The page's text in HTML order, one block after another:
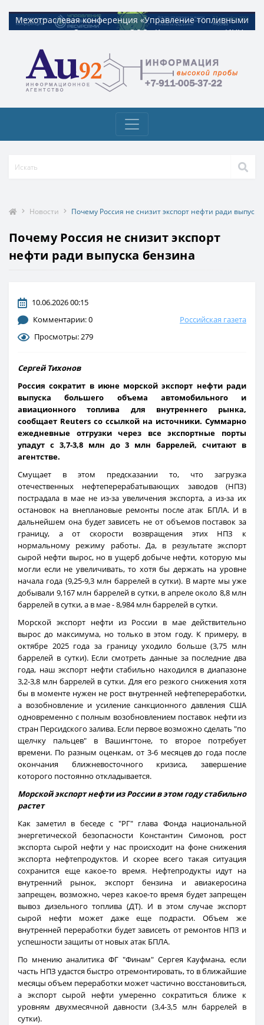
Межотраслевая конференция «Управление топливными
ресурсами». Организатор ООО «Квадрат ресурс» ИНН
Межотраслевая конференция «Управление топливными
ресурсами». Организатор ООО «Квадрат ресурс» ИНН
Новости Почему Россия не снизит экспорт нефти ради
Почему Россия не снизит экспорт
нефти ради выпуска бензина
10.06.2026 00:15
Комментарии: 0
Просмотры: 279
Российская газета
Сергей Тихонов
Россия сократит в июне морской экспорт нефти ради
выпуска большего объема автомобильного и
авиационного топлива для внутреннего рынка,
сообщает Reuters со ссылкой на источники. Суммарно
ежедневные отгрузки через все экспортные порты
упадут с 3,7-3,8 млн до 3 млн баррелей, считают в
агентстве.
Смущает в этом предсказании то, что загрузка
отечественных нефтеперерабатывающих заводов (НПЗ)
пострадала в мае не из-за увеличения экспорта, а из-за их
остановок на внеплановые ремонты после атак БПЛА. И в
дальнейшем она будет зависеть не от объемов поставок за
границу, а от скорости возвращения этих НПЗ к
нормальному режиму работы. Да, в результате экспорт
сырой нефти вырос, но в ущерб добыче нефти, которую мы
могли если не увеличивать, то хотя бы держать на уровне
начала года (9,25-9,3 млн баррелей в сутки). В марте мы уже
добывали 9,167 млн баррелей в сутки, в апреле около 8,8 млн
баррелей в сутки, а в мае - 8,984 млн баррелей в сутки.
Морской экспорт нефти из России в мае действительно
вырос до максимума, но только в этом году. К примеру, в
октябре 2025 года за границу уходило больше (3,75 млн
баррелей в сутки). Если смотреть данные за последние два
года, наш экспорт нефти стабильно находился в диапазоне
3,2-3,8 млн баррелей в сутки. Для его резкого снижения хотя
бы в моменте нужен не рост внутренней нефтепереработки,
а возобновление и усиление санкционного давления США
одновременно с полным возобновлением поставок нефти из
стран Персидского залива. Если первое возможно сделать "по
щелчку пальцев" в Вашингтоне, то второе потребует
времени. По разным оценкам, от 3-6 месяцев до года после
окончания ближневосточного кризиса, завершение
которого постоянно откладывается.
Морской экспорт нефти из России в этом году стабильно
растет
Как заметил в беседе с "РГ" глава Фонда национальной
энергетической безопасности Константин Симонов, рост
экспорта сырой нефти у нас происходит на фоне снижения
экспорта нефтепродуктов. И скорее всего такая ситуация
сохранится еще какое-то время. Нефтепродукты идут на
внутренний рынок, экспорт бензина и авиакеросина
запрещен, возможно, через какое-то время будет запрещен
вывоз дизельного топлива (ДТ). И в этом случае экспорт
сырой нефти может даже еще подрасти. Объем же
внутренней переработки будет зависеть от ремонтов НПЗ и
успешности защиты от новых атак БПЛА.
По мнению аналитика ФГ "Финам" Сергея Кауфмана, если
часть НПЗ удастся быстро отремонтировать, то в ближайшие
месяцы объем переработки может частично восстановиться,
а экспорт сырой нефти умеренно сократиться ближе к
уровням двухмесячной давности (3,4-3,5 млн баррелей в
сутки).